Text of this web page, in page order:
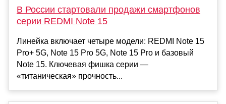
В России стартовали продажи смартфонов
серии REDMI Note 15
Линейка включает четыре модели: REDMI Note 15
Pro+ 5G, Note 15 Pro 5G, Note 15 Pro и базовый
Note 15. Ключевая фишка серии —
«титаническая» прочность...